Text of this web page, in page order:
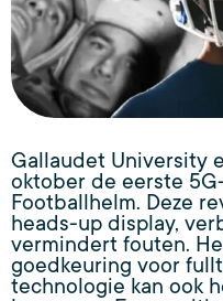
Gallaudet University
oktober de eerste
Footballhelm. Deze
heads-up display,
vermindert fouten.
goedkeuring voor
technologie kan ook